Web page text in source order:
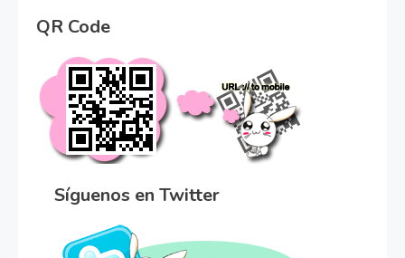
QR Code
Síguenos en Twitter